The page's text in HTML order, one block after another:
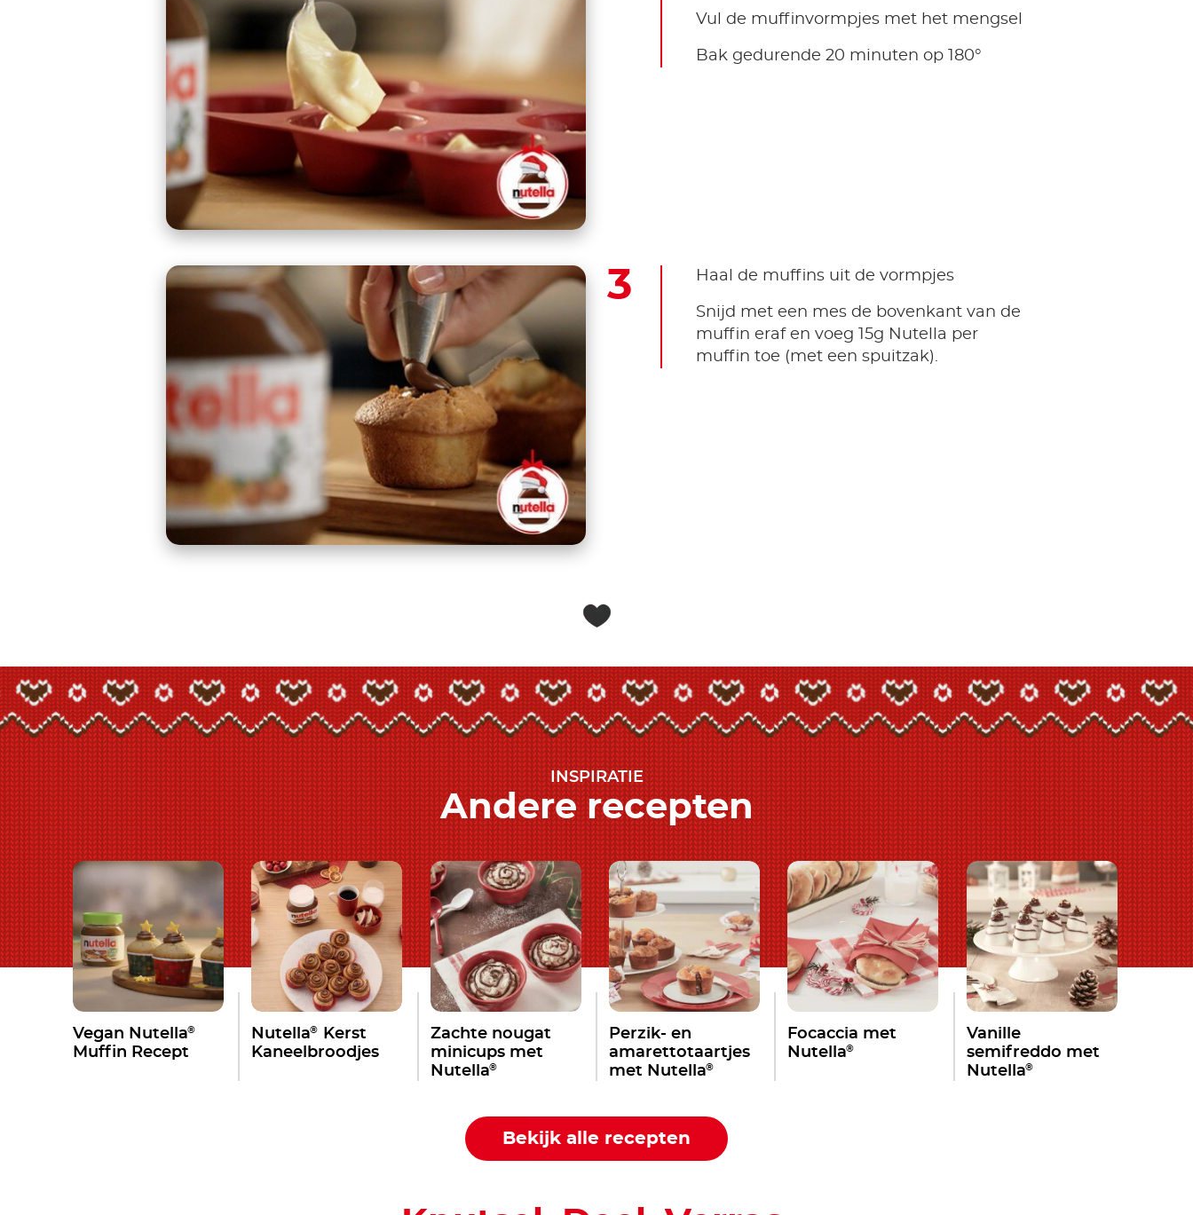
Vul de muffinvormpjes met het mengsel
Bak gedurende 20 minuten op 180°
Haal de muffins uit de vormpjes
Snijd met een mes de bovenkant van de
muffin eraf en voeg 15g Nutella per
muffin toe (met een spuitzak).
INSPIRATIE
Andere recepten
Vegan Nutella®
Muffin Recept
Nutella®
Kerst
Kaneelbroodjes
Zachte nougat
minicups met
Nutella®
Perzik- en
amarettotaartjes
met Nutella®
Focaccia met
Nutella®
Vanille
semifreddo met
Nutella®
Bekijk alle recepten